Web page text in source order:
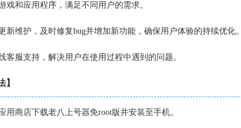
戏和应用程序，满足不同用户的需求。
新维护，及时修复bug并增加新功能，确保用户体验的持续优化。
客服支持，解决用户在使用过程中遇到的问题。
】
用商店下载老八上号器免root版并安装至手机。